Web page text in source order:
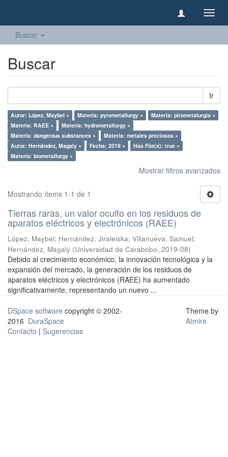
Buscar
Buscar
Ir
Autor: López, Maybel × Materia: pyrometallurgy ×
Materia: pirometalurgia ×
Materia: RAEE ×
Materia: hydrometallurgy ×
Materia: dangerous substances ×
Materia: metales preciosos ×
Autor: Hernández, Magaly ×
Fecha: 2019 ×
Has File(s): true ×
Materia: biometallurgy ×
Mostrar filtros avanzados
Mostrando ítems 1-1 de 1
Tierras raras, un valor oculto en los residuos de
aparatos eléctricos y electrónicos (RAEE)
López, Maybel; Hernández, Jiraleiska; Villanueva, Samuel;
Hernández, Magaly (Universidad de Carabobo, 2019-08)
Debido al crecimiento económico, la innovación tecnológica y la
expansión del mercado, la generación de los residuos de
aparatos eléctricos y electrónicos (RAEE) ha aumentado
significativamente, representando un nuevo ...
DSpace software copyright © 2002-
2016 DuraSpace
Contacto | Sugerencias
Theme by
Atmire